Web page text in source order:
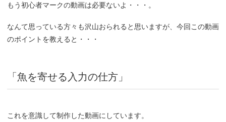
もう初心者マークの動画は必要ないよ・・・。
なんて思っている方々も沢山おられると思いますが、今回この動画
のポイントを教えると・・・
「魚を寄せる入力の仕方」
これを意識して制作した動画にしています。